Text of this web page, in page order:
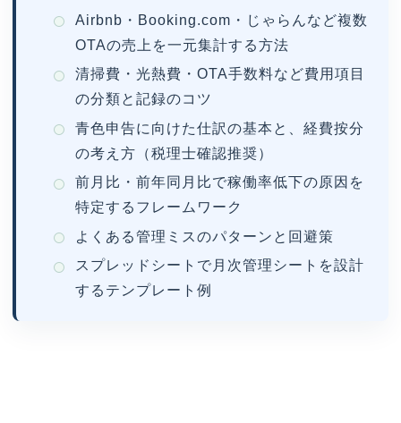
Airbnb・Booking.com・じゃらんなど複数
OTAの売上を一元集計する方法
清掃費・光熱費・OTA手数料など費用項目
の分類と記録のコツ
青色申告に向けた仕訳の基本と、経費按分
の考え方（税理士確認推奨）
前月比・前年同月比で稼働率低下の原因を
特定するフレームワーク
よくある管理ミスのパターンと回避策
スプレッドシートで月次管理シートを設計
するテンプレート例